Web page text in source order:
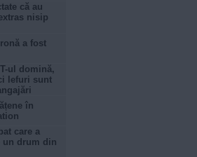
că au
nisip
a fost
ul domină,
lefuri sunt
în
care a
un drum din